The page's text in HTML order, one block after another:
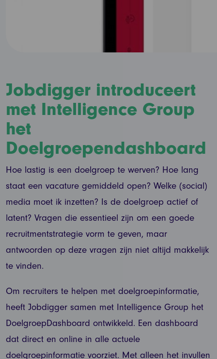
Jobdigger introduceert
met Intelligence Group
het
Doelgroependashboard
Hoe lastig is een doelgroep te werven? Hoe lang
staat een vacature gemiddeld open? Welke (social)
media moet ik inzetten? Is de doelgroep actief of
latent? Vragen die essentieel zijn om een goede
recruitmentstrategie vorm te geven, maar
antwoorden op deze vragen zijn niet altijd makkelijk
te vinden.
Om recruiters te helpen met doelgroepinformatie,
heeft Jobdigger samen met Intelligence Group het
DoelgroepDashboard ontwikkeld. Een dashboard
dat direct en online in alle actuele
doelgroepinformatie voorziet. Met alleen het invullen